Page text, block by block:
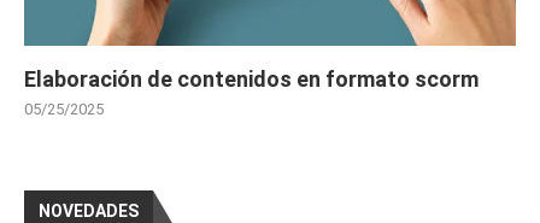
Elaboración de contenidos en formato scorm
05/25/2025
NOVEDADES